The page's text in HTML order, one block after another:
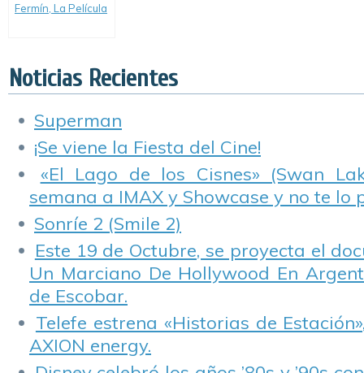
Fermín, La Película
Noticias Recientes
Superman
¡Se viene la Fiesta del Cine!
«El Lago de los Cisnes» (Swan
semana a IMAX y Showcase y no te lo
Sonríe 2 (Smile 2)
Este 19 de Octubre, se proyecta el
Un Marciano De Hollywood En
de Escobar.
Telefe estrena «Historias de
AXION energy.